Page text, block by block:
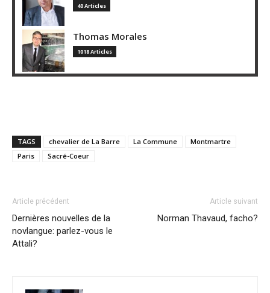
40 Articles
Thomas Morales
1018 Articles
TAGS chevalier de La Barre La Commune
Montmartre
Paris
Sacré-Coeur
Article précédent
Dernières nouvelles de la
novlangue: parlez-vous le
Attali?
Article suivant
Norman Thavaud, facho?